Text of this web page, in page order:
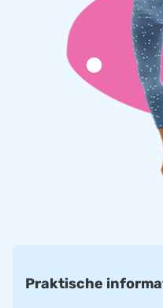
JB kussens zijn op
meervoudig gestikt en zijn
PVC. Ze zijn daardoor
houden. Het mini
geleverd met 5 jaar
product jarenlang optimaal
Koop dit unieke standaard
thema en bezorg jouw
opblaasattracties op
Praktische